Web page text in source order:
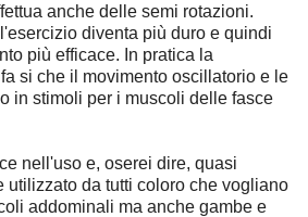
anche delle semi rotazioni.
diventa più duro e quindi
più efficace. In pratica la
si che il movimento oscillatorio e le
in stimoli per i muscoli delle fasce
nell'uso e, oserei dire, quasi
utilizzato da tutti coloro che vogliano
addominali ma anche gambe e